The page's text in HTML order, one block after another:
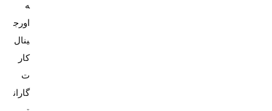
ه
اورج
کار
ت
گاران